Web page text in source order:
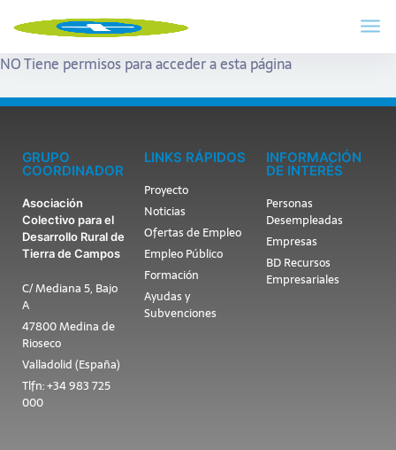
NO Tiene permisos para acceder a esta página
GRUPO
COORDINADOR
Asociación
Colectivo para el
Desarrollo Rural de
Tierra de Campos
C/ Mediana 5, Bajo
A
47800 Medina de
Rioseco
Valladolid (España)
Tlfn: +34 983 725
000
LINKS RÁPIDOS
Proyecto
Noticias
Ofertas de Empleo
Empleo Público
Formación
Ayudas y
Subvenciones
INFORMACIÓN
DE INTERÉS
Personas
Desempleadas
Empresas
BD Recursos
Empresariales